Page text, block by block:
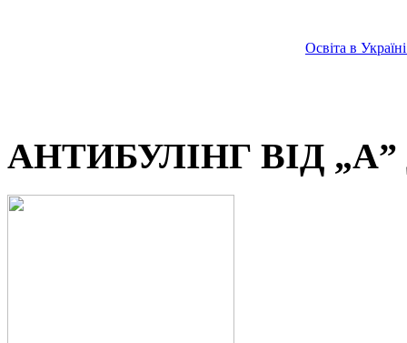
Освіта в
АНТИБУЛІНГ ВІД „А”